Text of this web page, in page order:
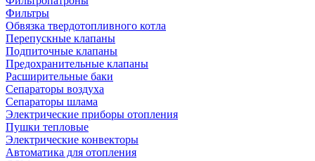
Фильтры
Обвязка твердотопливного котла
Перепускные клапаны
Подпиточные клапаны
Предохранительные клапаны
Расширительные баки
Сепараторы воздуха
Сепараторы шлама
Электрические приборы отопления
Пушки тепловые
Электрические конвекторы
Автоматика для отопления